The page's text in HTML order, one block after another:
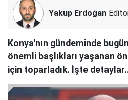
Yakup Erdoğan
Konya'nın gündeminde
önemli başlıkları yaşanan
için toparladık. İşte